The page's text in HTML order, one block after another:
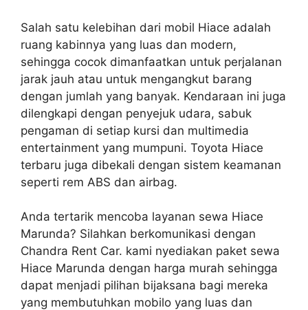
Salah satu kelebihan dari mobil Hiace adalah
ruang kabinnya yang luas dan modern,
sehingga cocok dimanfaatkan untuk perjalanan
jarak jauh atau untuk mengangkut barang
dengan jumlah yang banyak. Kendaraan ini juga
dilengkapi dengan penyejuk udara, sabuk
pengaman di setiap kursi dan multimedia
entertainment yang mumpuni. Toyota Hiace
terbaru juga dibekali dengan sistem keamanan
seperti rem ABS dan airbag.
Anda tertarik mencoba layanan sewa Hiace
Marunda? Silahkan berkomunikasi dengan
Chandra Rent Car. kami nyediakan paket sewa
Hiace Marunda dengan harga murah sehingga
dapat menjadi pilihan bijaksana bagi mereka
yang membutuhkan mobilo yang luas dan